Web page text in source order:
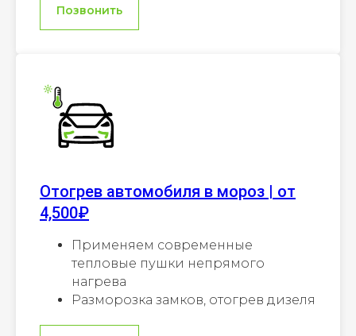
Позвонить
Отогрев автомобиля в мороз | от
4,500₽
Применяем современные
тепловые пушки непрямого
нагрева
Разморозка замков, отогрев дизеля